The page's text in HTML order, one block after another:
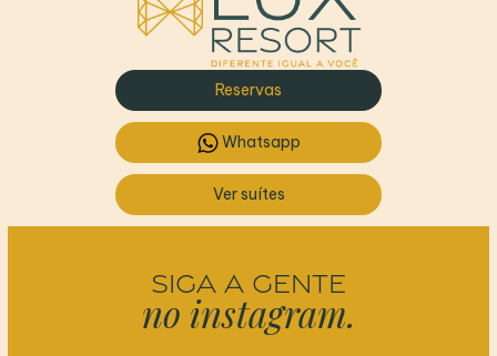
Reservas
Whatsapp
Ver suítes
SIGA A GENTE
no instagram.